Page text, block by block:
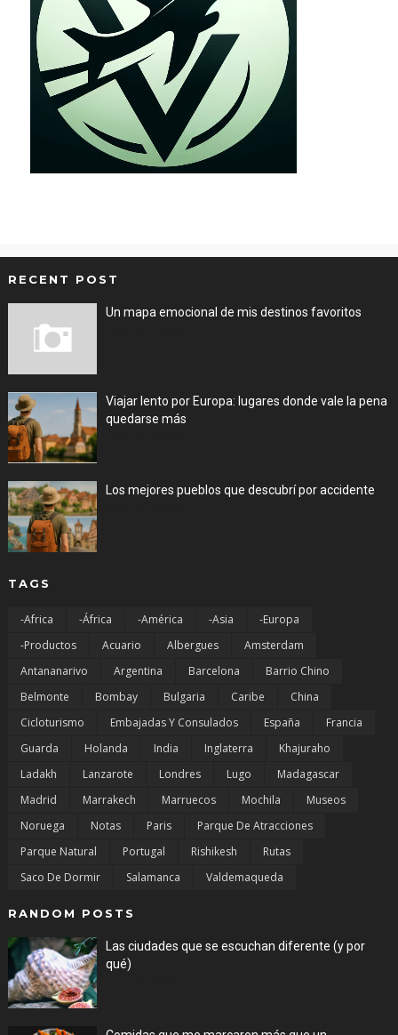
RECENT POST
Un mapa emocional de mis destinos favoritos
Viajar lento por Europa: lugares donde vale la pena
quedarse más
Los mejores pueblos que descubrí por accidente
TAGS
-Africa -África -América -Asia
-Europa
-Productos
Acuario Albergues
Amsterdam
Antananarivo
Argentina Barcelona
Barrio Chino
Belmonte
Bombay Bulgaria Caribe
China
Cicloturismo
Embajadas Y Consulados España
Francia
Guarda
Holanda India Inglaterra
Khajuraho
Ladakh
Lanzarote Londres Lugo
Madagascar
Madrid
Marrakech Marruecos Mochila
Museos
Noruega
Notas Paris
Parque De Atracciones
Parque Natural
Portugal Rishikesh
Rutas
Saco De Dormir
Salamanca Valdemaqueda
RANDOM POSTS
Las ciudades que se escuchan diferente (y por
qué)